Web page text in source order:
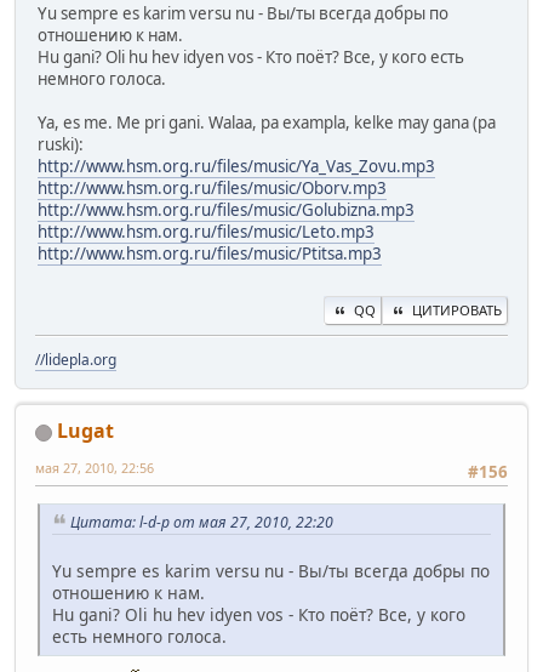
Yu sempre es karim versu nu - Вы/ты всегда добры по
отношению к нам.
Hu gani? Oli hu hev idyen vos - Кто поёт? Все, у кого есть
немного голоса.
Ya, es me. Me pri gani. Walaa, pa exampla, kelke may gana (pa
ruski):
http://www.hsm.org.ru/files/music/Ya_Vas_Zovu.mp3
http://www.hsm.org.ru/files/music/Oborv.mp3
http://www.hsm.org.ru/files/music/Golubizna.mp3
http://www.hsm.org.ru/files/music/Leto.mp3
http://www.hsm.org.ru/files/music/Ptitsa.mp3
QQ ЦИТИРОВАТЬ
//lidepla.org
Lugat
#156
мая 27, 2010, 22:56
Цитата: l-d-p от мая 27, 2010, 22:20
Yu sempre es karim versu nu - Вы/ты всегда добры по
отношению к нам.
Hu gani? Oli hu hev idyen vos - Кто поёт? Все, у кого
есть немного голоса.